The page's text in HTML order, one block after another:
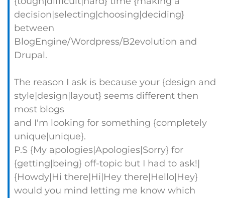
decision|selecting|choosing|deciding}
between
BlogEngine/Wordpress/B2evolution and
Drupal.
The reason I ask is because your {design and
style|design|layout} seems different then
most blogs
and I'm looking for something {completely
unique|unique}.
P.S {My apologies|Apologies|Sorry} for
{getting|being} off-topic but I had to ask!|
{Howdy|Hi there|Hi|Hey there|Hello|Hey}
would you mind letting me know which